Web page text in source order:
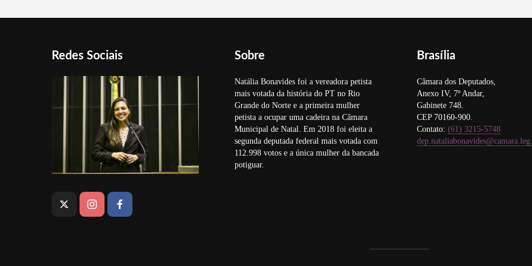
Redes Sociais Sobre
Natália Bonavides foi a vereadora petista
mais votada da história do PT no Rio
Grande do Norte e a primeira mulher
petista a ocupar uma cadeira na Câmara
Municipal de Natal. Em 2018 foi eleita a
segunda deputada federal mais votada com
112.998 votos e a única mulher da bancada
potiguar.
Brasília
Câmara dos Deputados,
Anexo IV, 7º Andar,
Gabinete 748.
CEP 70160-900.
Contato: (61) 3215-5748